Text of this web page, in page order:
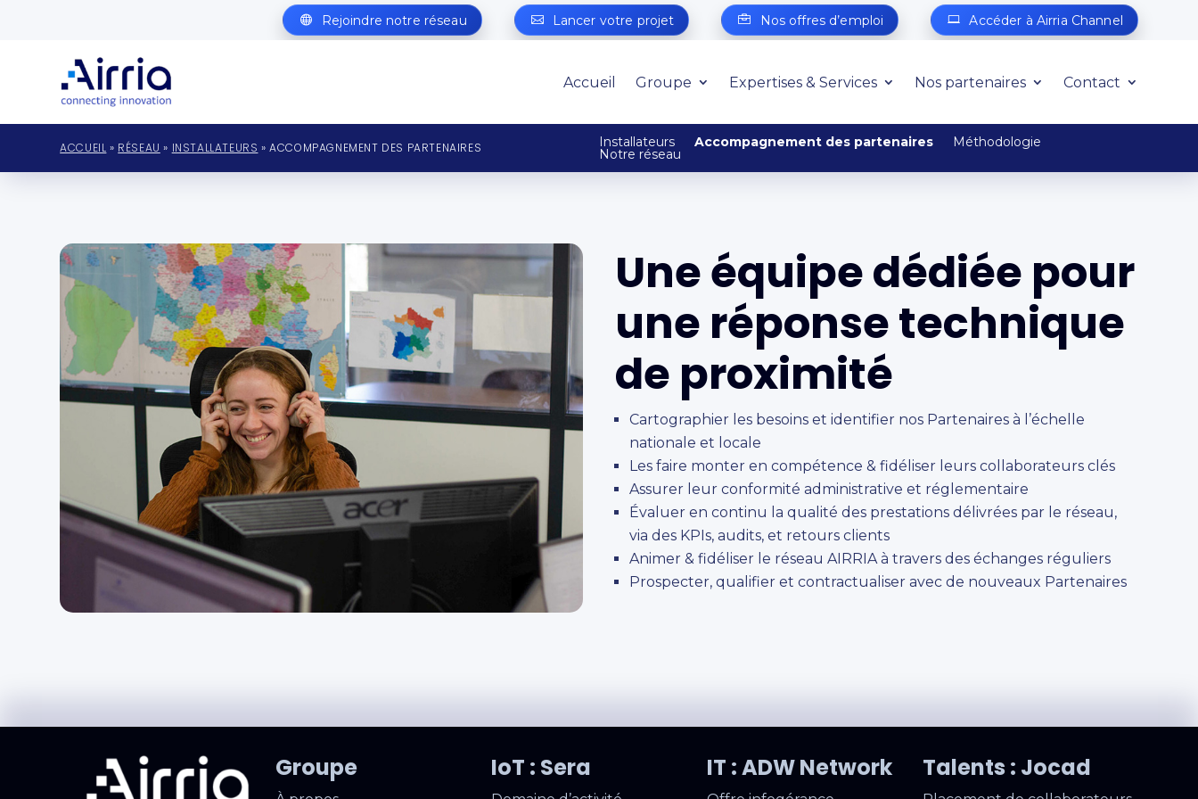
Rejoindre notre réseau Lancer votre projet Nos offres d’emploi Accéder à Airria Channel
Accueil Groupe Expertises & Services Nos partenaires Contact
ACCUEIL » RÉSEAU » INSTALLATEURS » ACCOMPAGNEMENT DES PARTENAIRES Installateurs Accompagnement des partenaires Méthodologie
Notre réseau
Une équipe dédiée pour
une réponse technique
de proximité
Cartographier les besoins et identifier nos Partenaires à l’échelle
nationale et locale
Les faire monter en compétence & fidéliser leurs collaborateurs clés
Assurer leur conformité administrative et réglementaire
Évaluer en continu la qualité des prestations délivrées par le réseau,
via des KPIs, audits, et retours clients
Animer & fidéliser le réseau AIRRIA à travers des échanges réguliers
Prospecter, qualifier et contractualiser avec de nouveaux Partenaires
Groupe IoT : Sera IT : ADW Network Talents : Jocad